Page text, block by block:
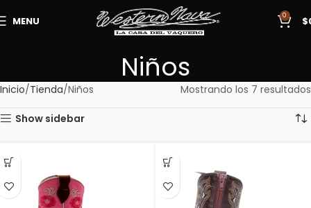
MENU 0 $
Niños
Inicio Tienda Niños Mostrando los 7 resultados
Show sidebar